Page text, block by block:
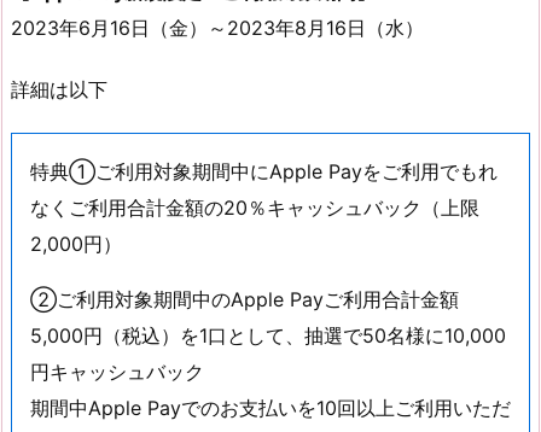
2023年6月16日（金）～2023年8月16日（水）
詳細は以下
特典①ご利用対象期間中にApple Payをご利用でもれ
なくご利用合計金額の20％キャッシュバック（上限
2,000円）
②ご利用対象期間中のApple Payご利用合計金額
5,000円（税込）を1口として、抽選で50名様に10,000
円キャッシュバック
期間中Apple Payでのお支払いを10回以上ご利用いただ